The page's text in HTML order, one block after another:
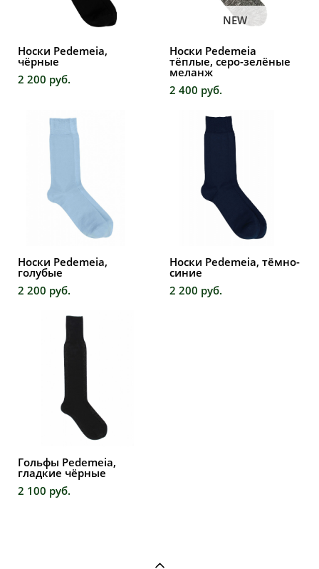
Носки Pedemeia,
чёрные
2 200 pуб.
NEW
Носки Pedemeia
тёплые, серо-зелёные
меланж
2 400 pуб.
Носки Pedemeia,
голубые
2 200 pуб.
Носки Pedemeia, тёмно-
синие
2 200 pуб.
Гольфы Pedemeia,
гладкие чёрные
2 100 pуб.